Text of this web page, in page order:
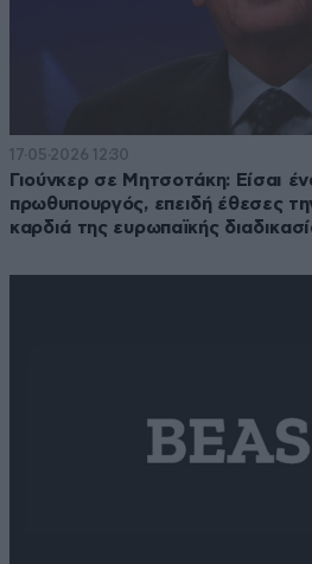
17·05·2026 12:30
Γιούνκερ σε Μητσοτάκη: Είσαι
πρωθυπουργός, επειδή έθεσες
καρδιά της ευρωπαϊκής